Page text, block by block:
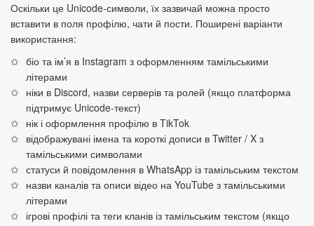
Оскільки це Unicode‑символи, їх зазвичай можна просто
вставити в поля профілю, чати й пости. Поширені варіанти
використання:
біо та ім’я в Instagram з оформленням тамільськими
літерами
ніки в Discord, назви серверів та ролей (якщо платформа
підтримує Unicode‑текст)
нік і оформлення профілю в TikTok
відображувані імена та короткі дописи в Twitter / X з
тамільськими символами
статуси й повідомлення в WhatsApp із тамільським текстом
назви каналів та описи відео на YouTube з тамільськими
літерами
ігрові профілі та теги кланів із тамільським текстом (якщо